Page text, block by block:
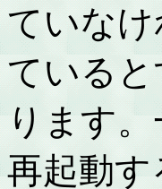
ていな
ている
ります
再起動